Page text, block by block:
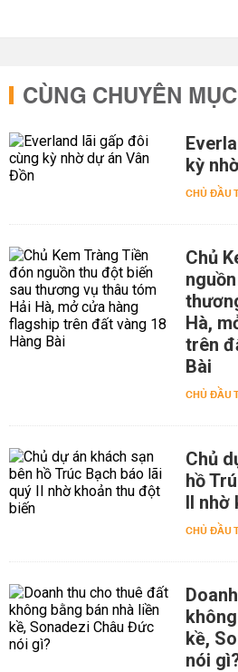
CÙNG CHUYÊN MỤC
kỳ
CHỦ ĐẦU
Chủ
Hà,
trên
Bài
CHỦ ĐẦU
Chủ
hồ
II nhờ
CHỦ ĐẦU
kề,
nói